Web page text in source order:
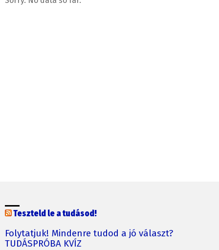
Teszteld le a tudásod!
Folytatjuk! Mindenre tudod a jó választ?
TUDÁSPRÓBA KVÍZ